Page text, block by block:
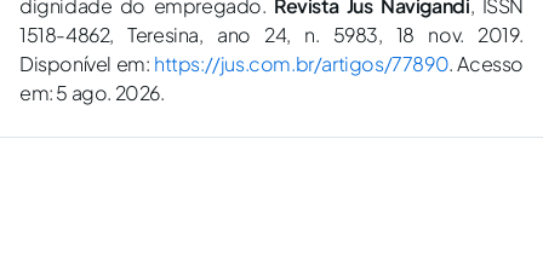
dignidade do empregado. Revista Jus Navigandi, ISSN
1518-4862, Teresina, ano 24, n. 5983, 18 nov. 2019.
Disponível em: https://jus.com.br/artigos/77890. Acesso
em: 5 ago. 2026.